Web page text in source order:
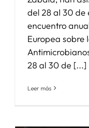
del 28 al 30 de
encuentro
Europea sobre
28 al 30 de [...]
Leer más